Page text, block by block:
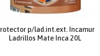
p/lad.int.ext. Incamur
Ladrillos Mate Inca 20L